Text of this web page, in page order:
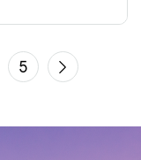
Xem →
5